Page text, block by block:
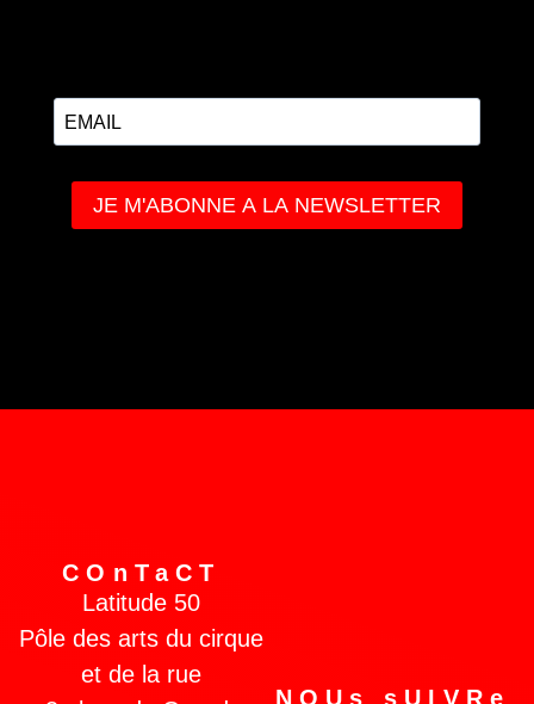
COnTaCT
Latitude 50
Pôle des arts du cirque
et de la rue
NOUs sUIVRe